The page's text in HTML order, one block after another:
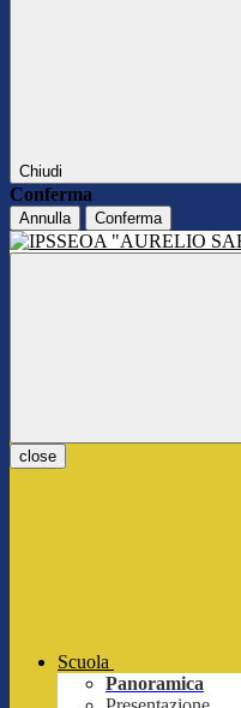
Chiudi
Conferma
Annulla Conferma
close
Scuola
Panoramica